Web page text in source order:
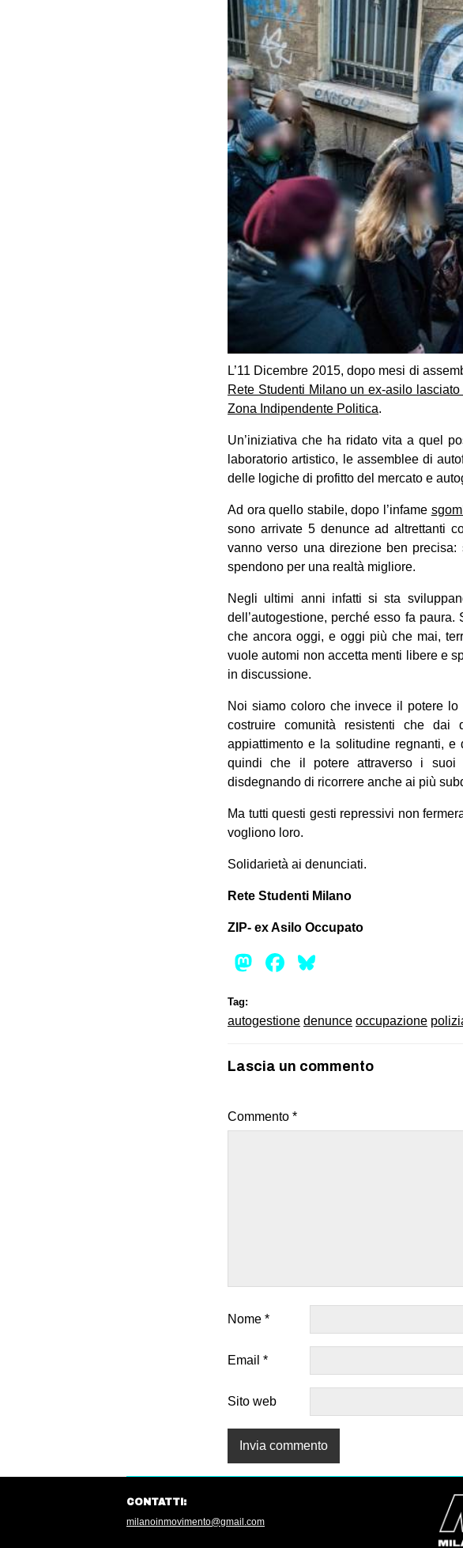
L’11 Dicembre 2015, dopo mesi di
Rete Studenti Milano un ex-asilo
Zona Indipendente Politica.
Un’iniziativa che ha ridato vita a quel
laboratorio artistico, le assemblee di
delle logiche di profitto del mercato e
Ad ora quello stabile, dopo l’infame
sono arrivate 5 denunce ad altrettanti
vanno verso una direzione ben
spendono per una realtà migliore.
Negli ultimi anni infatti si sta
dell’autogestione, perché esso fa paura.
che ancora oggi, e oggi più che mai,
vuole automi non accetta menti libere e
in discussione.
Noi siamo coloro che invece il potere
costruire comunità resistenti che dai
appiattimento e la solitudine regnanti,
quindi che il potere attraverso i suoi
disdegnando di ricorrere anche ai più
Ma tutti questi gesti repressivi non
vogliono loro.
Solidarietà ai denunciati.
Rete Studenti Milano
ZIP- ex Asilo Occupato
Mastodon
Facebook
Tag:
autogestione denunce occupazione
Lascia un commento
Commento *
Nome *
Email *
Sito web
CONTATTI:
milanoinmovimento@gmail.com